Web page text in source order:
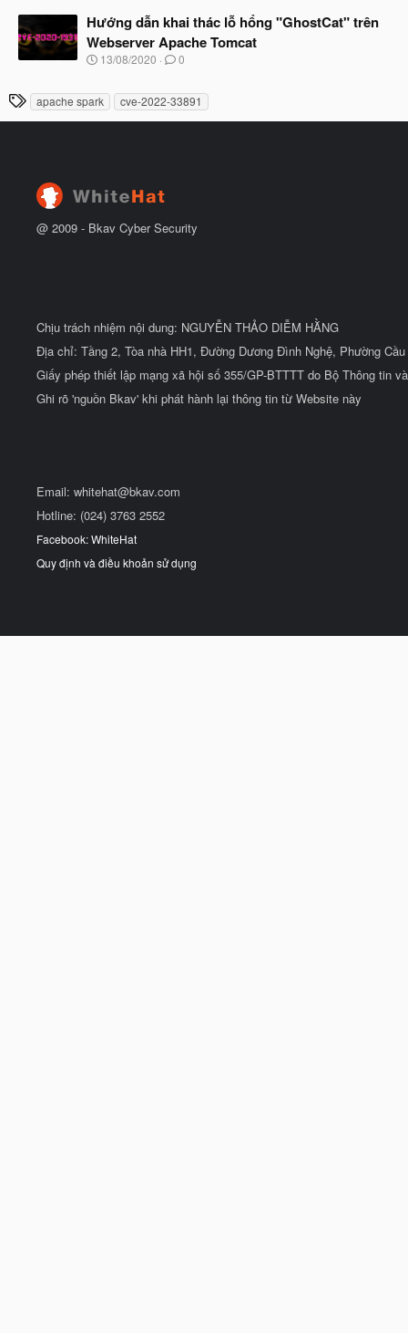
đ
ầ
u
à
b
ắ
đ
ầ
u
Hướng dẫn khai thác lỗ hổng "GhostCat" trên
Webserver Apache Tomcat
N
y
u
13/08/2020 0
T
h
apache spark cve-2022-33891
@ 2009 - Bkav Cyber Security
Chịu trách nhiệm nội dung: NGUYỄN THẢO DIỄM HẰNG
Địa chỉ: Tầng 2, Tòa nhà HH1, Đường Dương Đình Nghệ, Phường
Giấy phép thiết lập mạng xã hội số 355/GP-BTTTT do Bộ Thông tin
Ghi rõ 'nguồn Bkav' khi phát hành lại thông tin từ Website này
Email: whitehat@bkav.com
Hotline: (024) 3763 2552
Facebook: WhiteHat
Quy định và điều khoản sử dụng